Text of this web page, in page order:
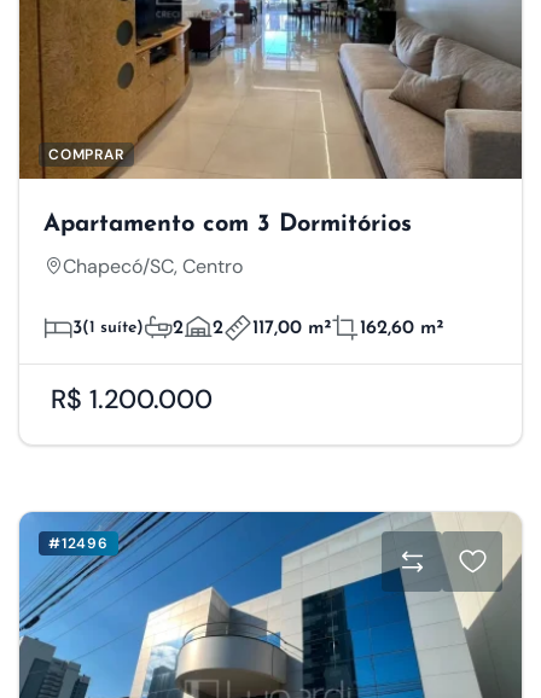
COMPRAR
Apartamento com 3 Dormitórios
Chapecó/SC, Centro
3(1 suíte) 2 2 117,00 m² 162,60 m²
R$ 1.200.000
#12496